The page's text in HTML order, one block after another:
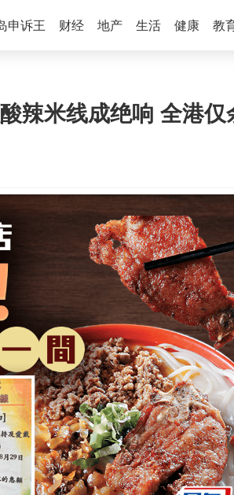
申诉王 财经 地产 生活 健康 教
辣米线成绝响 全港